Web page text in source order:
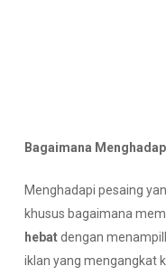
Bagaimana
Menghadapi pesaing
khusus bagaimana
hebatdengan
iklan yang mengangkat